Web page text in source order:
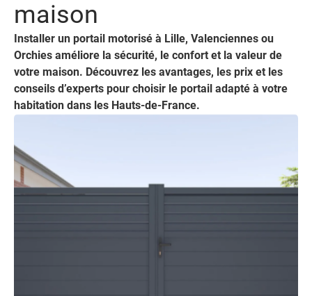
maison
Installer un portail motorisé à Lille, Valenciennes ou
Orchies améliore la sécurité, le confort et la valeur de
votre maison. Découvrez les avantages, les prix et les
conseils d’experts pour choisir le portail adapté à votre
habitation dans les Hauts-de-France.